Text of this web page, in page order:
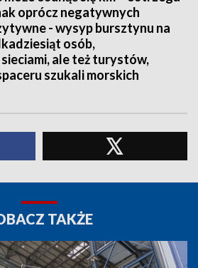
oprócz negatywnych
- wysyp bursztynu na
osób,
ale też turystów,
szukali morskich
TAKŻE